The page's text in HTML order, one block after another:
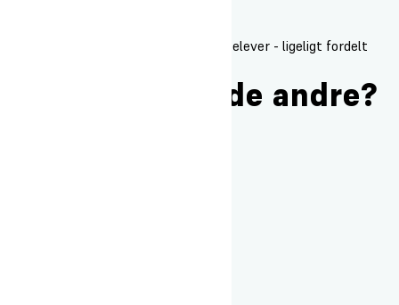
På Oure Idrætshøjskole er der ca. 100 elever - ligeligt fordelt
Hvor gamle er de andre?